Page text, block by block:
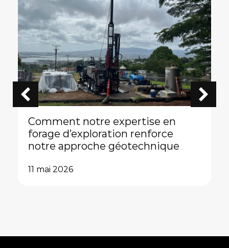
Comment notre expertise en
forage d’exploration renforce
notre approche géotechnique
11 mai 2026